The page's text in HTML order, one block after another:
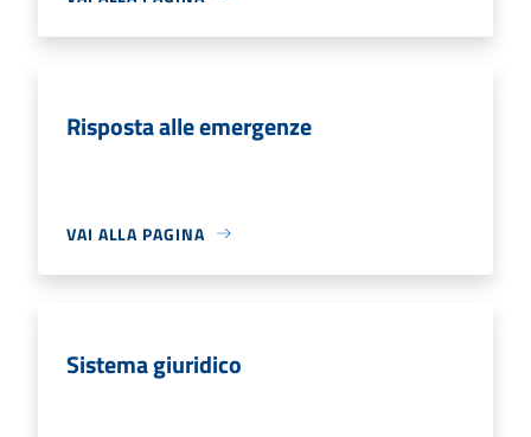
Risposta alle emergenze
VAI ALLA PAGINA
Sistema giuridico